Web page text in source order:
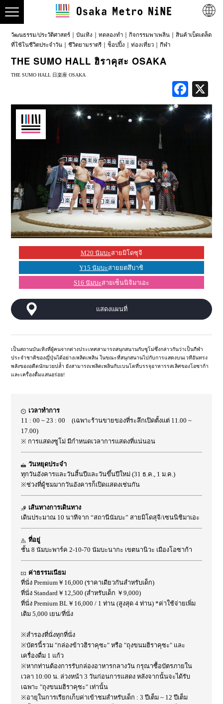
วัฒนธรรม/ประวัติศาสตร์ บันเทิง ทดลองทำ กิจกรรมพาเพลิน
สินค้าเบ็ดเตล็ด
ที่ใช้ในชีวิตประจำวัน
ชีวิตยามราตรี ช็อปปิ้ง ท่องเที่ยว กีฬา
THE SUMO HALL ฮิราคุสะ OSAKA
THE SUMO HALL 日楽座 OSAKA
M20 นัมบะสายมิโดซุจิ
Y15 นัมบะสายยตสึบาชิ
S16 นัมบะสายเซ็นนิจิมาเอะ
แสดงแผนที่
เป็นสถานบันเทิงที่ผู้คนจากต่างประเทศสามารถสนุกสนานกับซูโม่ซึ่งกล่าวกันว่าเป็นกีฬา
ประจำชาติของญี่ปุ่นได้อย่างเพลิดเพลิน ในขณะที่สนุกสนานไปกับการแสดงบนเวทีอันทรง
พลังของอดีตนักมวยปล้ำ ยังสามารถเพลิดเพลินกับเบนโตที่บรรจุอาหารรสเลิศของโอซาก้า
และเครื่องดื่มแสนอร่อย!
เวลาทำการ
11 : 00 ~ 23 : 00 (เฉพาะร้านขายของที่ระลึกเปิดตั้งแต่ 11.00 ~
17.00)
※ การแสดงซูโม่ มีกำหนดเวลาการแสดงที่แน่นอน
วันหยุดประจำ
ทุกวันอังคารและวันสิ้นปีและวันขึ้นปีใหม่ (31 ธ.ค., 1 ม.ค.)
※ช่วงที่ผู้ชมมากวันอังคารก็เปิดแสดงเช่นกัน
เส้นทางการเดินทาง
เดินประมาณ 10 นาทีจาก “สถานีนัมบะ” สายมิโดสุจิ/เซนนิชิมาเอะ
ที่อยู่
ชั้น 8 นัมบะพาร์ค 2-10-70 นัมบะนากะ เขตนานิวะ เมืองโอซาก้า
ค่าธรรมเนียม
ที่นั่ง Premium￥16,000 (ราคาเดียวกันสำหรับเด็ก)
ที่นั่ง Standard￥12,500 (สำหรับเด็ก ￥9,000)
ที่นั่ง Premium BL￥16,000 / 1 ท่าน (สูงสุด 4 ท่าน) *ค่าใช้จ่ายเพิ่ม
เติม 5,000 เยน/ที่นั่ง
※สำรองที่นั่งทุกที่นั่ง
※บัตรนี้รวม "กล่องข้าวฮิราคุซะ" หรือ "ถุงขนมฮิราคุซะ" และ
เครื่องดื่ม 1 แก้ว
※หากท่านต้องการรับกล่องอาหารกลางวัน กรุณาซื้อบัตรภายใน
เวลา 10:00 น. ล่วงหน้า 3 วันก่อนการแสดง หลังจากนั้นจะได้รับ
เฉพาะ "ถุงขนมฮิราคุซะ" เท่านั้น
※อายุในการเรียกเก็บค่าเข้าชมสำหรับเด็ก : 3 ปีเต็ม ~ 12 ปีเต็ม